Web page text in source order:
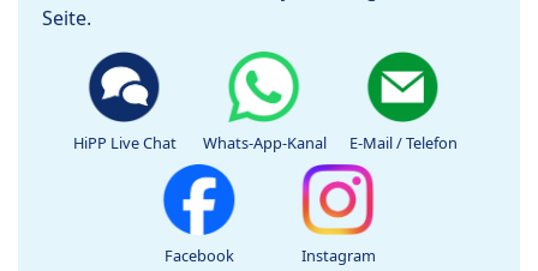
Seite.
HiPP Live Chat Whats-App-Kanal E-Mail / Telefon
Facebook Instagram